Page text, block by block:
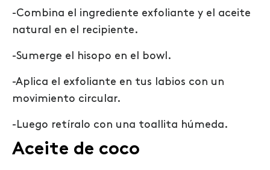
-Combina el ingrediente exfoliante y el aceite
natural en el recipiente.
-Sumerge el hisopo en el bowl.
-Aplica el exfoliante en tus labios con un
movimiento circular.
-Luego retíralo con una toallita húmeda.
Aceite de coco